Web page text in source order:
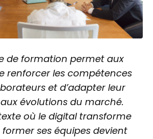
de formation permet aux
renforcer les compétences
et d’adapter leur
évolutions du marché.
où le digital transforme
ses équipes devient